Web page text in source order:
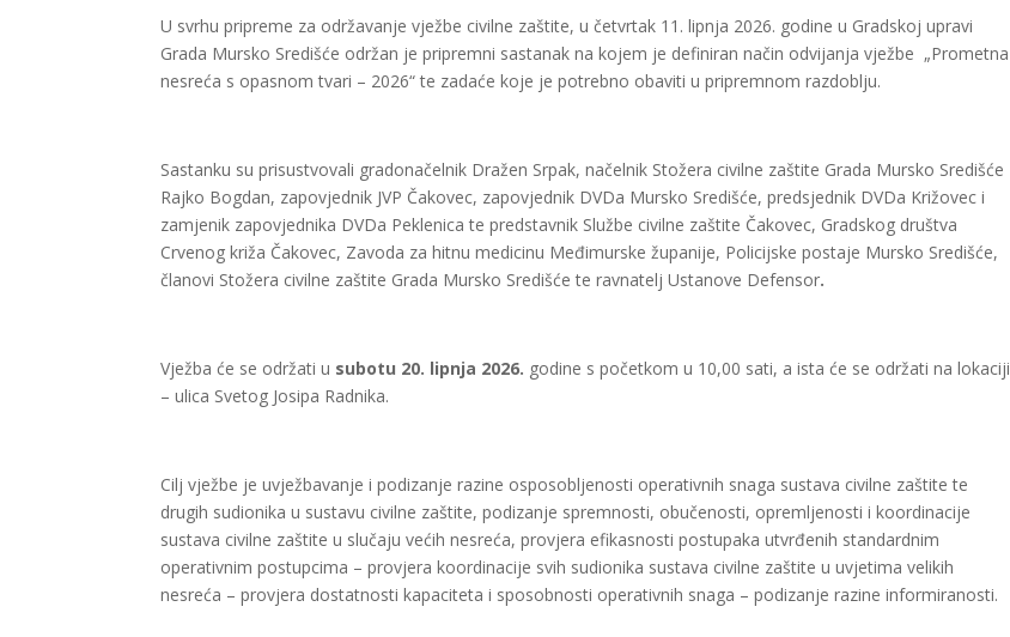
U svrhu pripreme za održavanje vježbe civilne zaštite, u četvrtak 11. lipnja 2026. godine u Gradskoj upravi
Grada Mursko Središće održan je pripremni sastanak na kojem je definiran način odvijanja vježbe „Prometna
nesreća s opasnom tvari – 2026“ te zadaće koje je potrebno obaviti u pripremnom razdoblju.
Sastanku su prisustvovali gradonačelnik Dražen Srpak, načelnik Stožera civilne zaštite Grada Mursko Središće
Rajko Bogdan, zapovjednik JVP Čakovec, zapovjednik DVDa Mursko Središće, predsjednik DVDa Križovec i
zamjenik zapovjednika DVDa Peklenica te predstavnik Službe civilne zaštite Čakovec, Gradskog društva
Crvenog križa Čakovec, Zavoda za hitnu medicinu Međimurske županije, Policijske postaje Mursko Središće,
članovi Stožera civilne zaštite Grada Mursko Središće te ravnatelj Ustanove Defensor.
Vježba će se održati u subotu 20. lipnja 2026. godine s početkom u 10,00 sati, a ista će se održati na lokaciji
– ulica Svetog Josipa Radnika.
Cilj vježbe je uvježbavanje i podizanje razine osposobljenosti operativnih snaga sustava civilne zaštite te
drugih sudionika u sustavu civilne zaštite, podizanje spremnosti, obučenosti, opremljenosti i koordinacije
sustava civilne zaštite u slučaju većih nesreća, provjera efikasnosti postupaka utvrđenih standardnim
operativnim postupcima – provjera koordinacije svih sudionika sustava civilne zaštite u uvjetima velikih
nesreća – provjera dostatnosti kapaciteta i sposobnosti operativnih snaga – podizanje razine informiranosti.